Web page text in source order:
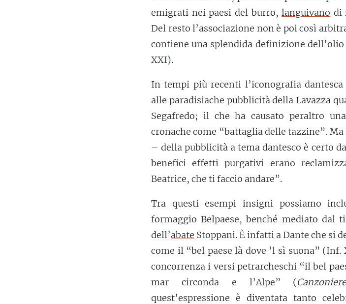
emigrati nei paesi del burro,languivano di
Del resto l’associazione non è poi così
contiene una splendida definizione
XXI).
In tempi più recenti l’iconografia
alle paradisiache pubblicità della Lavazza
Segafredo; il che ha causato peraltro
cronache come “battaglia delle tazzine”.
– della pubblicità a tema dantesco è certo
benefici effetti purgativi erano
Beatrice, che ti faccio andare”.
Tra questi esempi insigni possiamo
formaggio Belpaese, benché mediato dal
dell’abate Stoppani. È infatti a Dante che si
come il “bel paese là dove ’l sì suona”
concorrenza i versi petrarcheschi “il bel
mar circonda e l’Alpe” (
quest’espressione è diventata tanto